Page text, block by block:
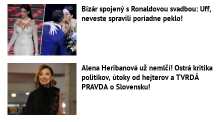
Bizár spojený s Ronaldovou svadbou: Uff,
neveste spravili poriadne peklo!
Alena Heribanová už nemlčí! Ostrá kritika
politikov, útoky od hejterov a TVRDÁ
PRAVDA o Slovensku!